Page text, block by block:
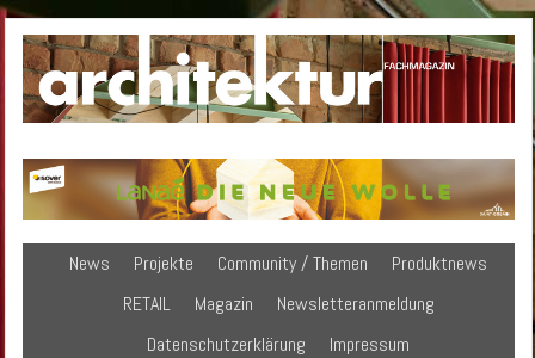
News Projekte Community / Themen
Produktnews
RETAIL
Magazin
Newsletteranmeldung
Datenschutzerklärung
Impressum